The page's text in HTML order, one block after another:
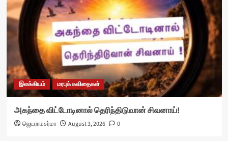
இலக்கியம் மரபுக் கவிதைகள்
அகந்தை விட்டோடினால் தெரிந்திடுவான் சிவனாய்!
ஜெயராமசர்மா August 3, 2026 0